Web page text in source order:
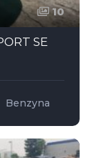
10
SE
Benzyna